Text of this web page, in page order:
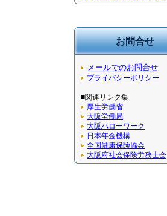
お問合せ
メールでのお問合せ
プライバシーポリシー
■関連リンク集
厚生労働省
大阪労働局
大阪ハローワーク
日本年金機構
全国健康保険協会
大阪府社会保険労務士会